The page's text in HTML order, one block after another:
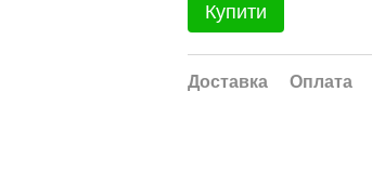
Купити
Доставка Оплата